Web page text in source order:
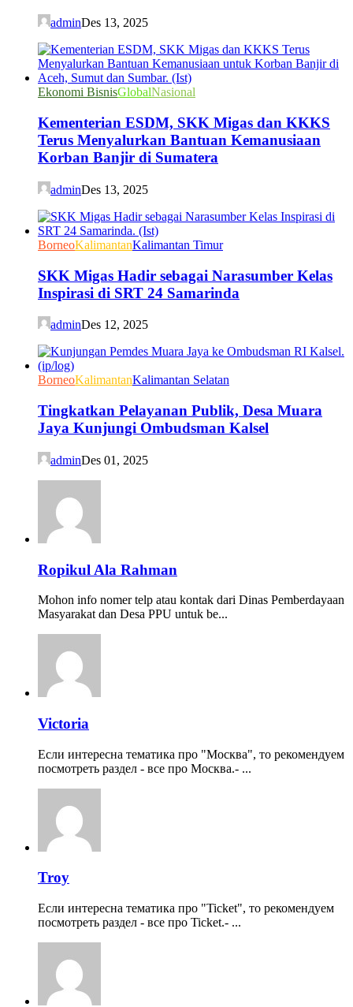
adminDes 13, 2025
Ekonomi BisnisGlobalNasional
Kementerian ESDM, SKK Migas dan KKKS
Terus Menyalurkan Bantuan Kemanusiaan
Korban Banjir di Sumatera
adminDes 13, 2025
BorneoKalimantanKalimantan Timur
SKK Migas Hadir sebagai Narasumber Kelas
Inspirasi di SRT 24 Samarinda
adminDes 12, 2025
BorneoKalimantanKalimantan Selatan
Tingkatkan Pelayanan Publik, Desa Muara
Jaya Kunjungi Ombudsman Kalsel
adminDes 01, 2025
Ropikul Ala Rahman
Mohon info nomer telp atau kontak dari Dinas Pemberdayaan
Masyarakat dan Desa PPU untuk be...
Victoria
Если интересна тематика про "Москва", то рекомендуем
посмотреть раздел - все про Москва.- ...
Troy
Если интересна тематика про "Ticket", то рекомендуем
посмотреть раздел - все про Ticket.- ...